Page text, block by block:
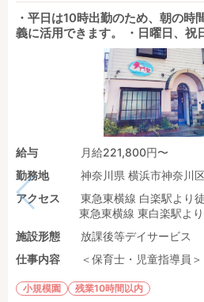
・平日は10時出勤のため、朝の時
義に活用できます。 ・日曜日、祝
給与
月給221,800円〜
勤務地
神奈川県 横浜市神奈川
アクセス
東急東横線 白楽駅より
東急東横線 東白楽駅よ
施設形態
放課後等デイサービス
仕事内容
＜保育士・児童指導員
小規模園 残業10時間以内